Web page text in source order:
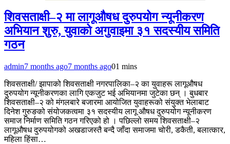
शिवसताक्षी–२ मा लागूऔषध दुरुपयोग न्यूनीकरण
अभियान शुरु, युवाको अगुवाइमा ३१ सदस्यीय समिति
गठन
admin7 months ago7 months ago01 mins
शिवसताक्षी/ झापाको शिवसताक्षी नगरपालिका–२ का युवाहरू लागूऔषध
दुरुपयोग न्यूनीकरणका लागि एकजुट भई अभियानमा जुटेका छन् । बुधबार
शिवसताक्षी–२ को मंगलबारे बजारमा आयोजित युवाहरूको संयुक्त भेलाबाट
दिनेश गुरुङको संयोजकत्वमा ३१ सदस्यीय लागू औषध दुरुपयोग न्यूनीकरण
समाज निर्माण समिति गठन गरिएको हो । पछिल्लो समय शिवसताक्षी–२
लागूऔषध दुरुपयोगको अखडाजस्तै बन्दै जाँदा समाजमा चोरी, डकैती, बलात्कार,
महिला हिंसा…